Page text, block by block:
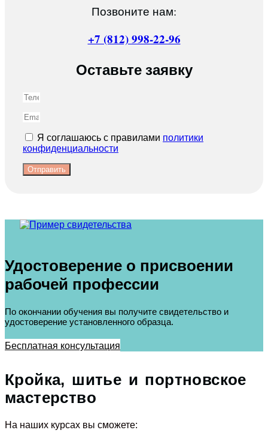
Позвоните нам:
+7 (812) 998-22-96
Оставьте заявку
Я соглашаюсь с правилами политики
конфиденциальности
Отправить
Удостоверение о присвоении
рабочей профессии
По окончании обучения вы получите свидетельство и
удостоверение установленного образца.
Бесплатная консультация
Кройка, шитье и портновское
мастерство
На наших курсах вы сможете: